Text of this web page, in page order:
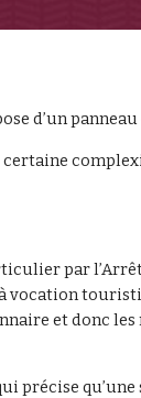
d’un
par
vocation
et donc
précise